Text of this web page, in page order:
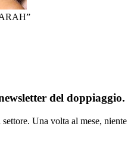
”
del doppiaggio.
Una volta al mese, niente